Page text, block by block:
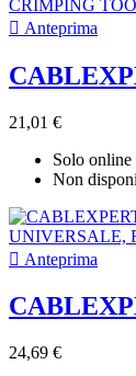
 Anteprima
21,01 €
Solo online
Non
 Anteprima
24,69 €